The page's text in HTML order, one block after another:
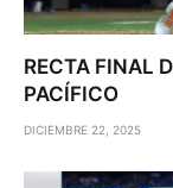
RECTA FINAL
PACÍFICO
DICIEMBRE 22, 2025